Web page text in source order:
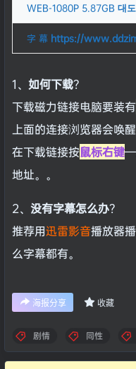
WEB-1080P 5.87GB 대
字 幕 https://
1、 如何下载？
下载磁力链接电脑要装有
上面的连接浏览器会唤
在下载链接按鼠标右键—
地址。。
2、 没有字幕怎么办？
推荐用迅雷影音播放器
么字幕都有。
海报分享 收藏
剧情 同性